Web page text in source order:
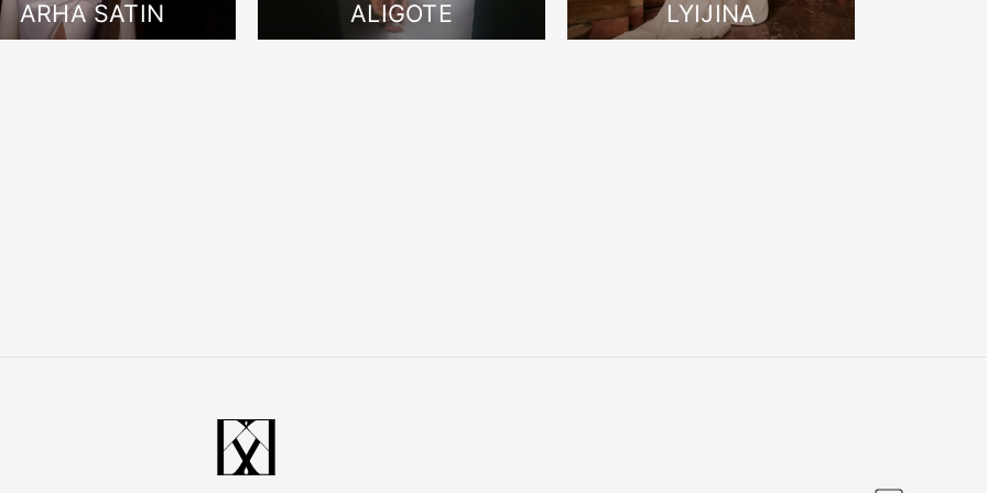
ARHA SATIN ALIGOTE LYIJINA